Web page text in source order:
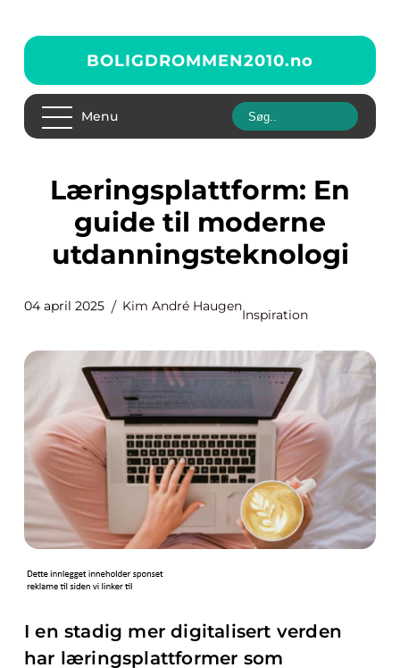
BOLIGDROMMEN2010.no
Menu
Læringsplattform: En
guide til moderne
utdanningsteknologi
04 april 2025 Kim André Haugen
Inspiration
I en stadig mer digitalisert verden
har læringsplattformer som